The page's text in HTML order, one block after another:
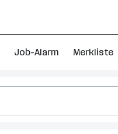
Job-Alarm Merkliste